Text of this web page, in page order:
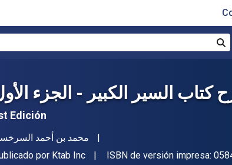
كتاب السير الكبير - الجزء
Edición
محمد بن أحمد
por Ktab Inc ISBN de versión impresa: